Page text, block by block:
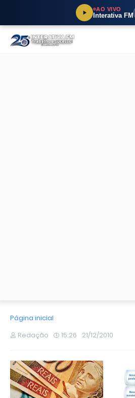
AO VIVO
Interativa FM
Página inicial
Redação
15:26 21/12/2010